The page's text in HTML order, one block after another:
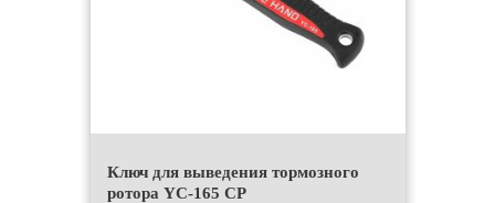
Ключ для выведения тормозного
ротора YC-165 СР